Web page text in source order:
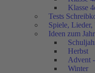
Klasse
Tests
Spiele, Lieder,
Ideen zum
Herbst
Advent
Winter